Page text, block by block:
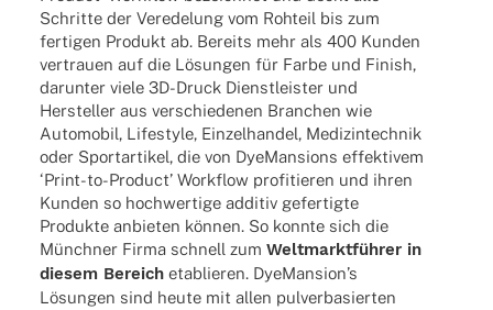
Schritte der Verede­lung vom Rohteil bis zum
ferti­gen Produkt ab. Bereits mehr als 400 Kunden
vertrauen auf die Lösun­gen für Farbe und Finish,
darun­ter viele 3D-Druck Dienst­leis­ter und
Herstel­ler aus verschie­de­nen Bran­chen wie
Auto­mo­bil, Life­style, Einzel­han­del, Medi­zin­tech­nik
oder Sport­ar­ti­kel, die von DyeM­an­si­ons effek­ti­vem
‘Print-to-Product’ Work­flow profi­tie­ren und ihren
Kunden so hoch­wer­tige addi­tiv gefer­tigte
Produkte anbie­ten können. So konnte sich die
Münch­ner Firma schnell zum Welt­markt­füh­rer in
diesem Bereichetablie­ren. DyeMansion’s
Lösun­gen sind heute mit allen pulver­ba­sier­ten